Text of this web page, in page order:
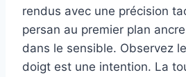
rendus avec une précision
persan au premier plan
dans le sensible. Observez
doigt est une intention. La